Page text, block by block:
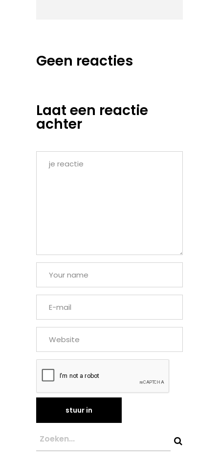
Geen reacties
Laat een reactie
achter